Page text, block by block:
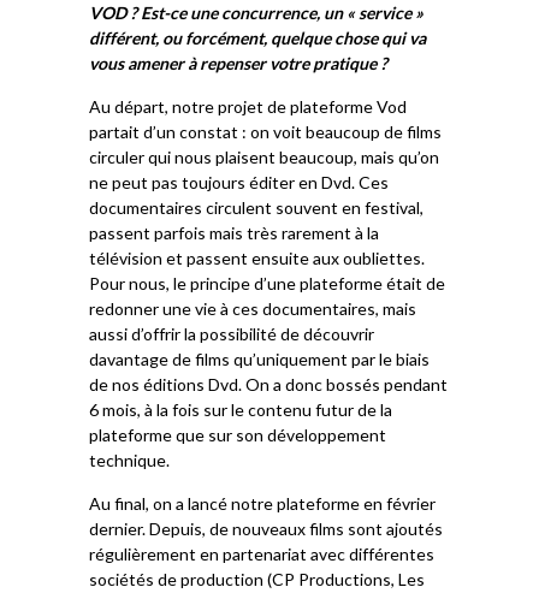
VOD ? Est-ce une concurrence, un « service »
différent, ou forcément, quelque chose qui va
vous amener à repenser votre pratique ?
Au départ, notre projet de plateforme Vod
partait d’un constat : on voit beaucoup de films
circuler qui nous plaisent beaucoup, mais qu’on
ne peut pas toujours éditer en Dvd. Ces
documentaires circulent souvent en festival,
passent parfois mais très rarement à la
télévision et passent ensuite aux oubliettes.
Pour nous, le principe d’une plateforme était de
redonner une vie à ces documentaires, mais
aussi d’offrir la possibilité de découvrir
davantage de films qu’uniquement par le biais
de nos éditions Dvd. On a donc bossés pendant
6 mois, à la fois sur le contenu futur de la
plateforme que sur son développement
technique.
Au final, on a lancé notre plateforme en février
dernier. Depuis, de nouveaux films sont ajoutés
régulièrement en partenariat avec différentes
sociétés de production (CP Productions, Les